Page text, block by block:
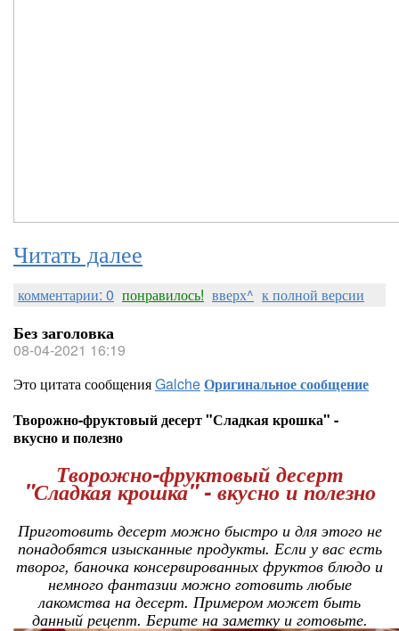
Читать далее
комментарии: 0 понравилось! вверх^ к полной версии
Без заголовка
08-04-2021 16:19
Это цитата сообщенияGalcheОригинальное сообщение
Творожно-фруктовый десерт "Сладкая крошка" -
вкусно и полезно
Творожно-фруктовый десерт
"Сладкая крошка" - вкусно и полезно
Приготовить десерт можно быстро и для этого не
понадобятся изысканные продукты. Если у вас есть
творог, баночка консервированных фруктов блюдо и
немного фантазии можно готовить любые
лакомства на десерт. Примером может быть
данный рецепт. Берите на заметку и готовьте.